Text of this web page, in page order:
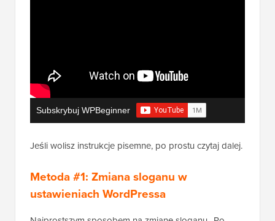
Subskrybuj WPBeginner
Jeśli wolisz instrukcje pisemne, po prostu czytaj dalej.
Metoda #1: Zmiana sloganu w
ustawieniach WordPressa